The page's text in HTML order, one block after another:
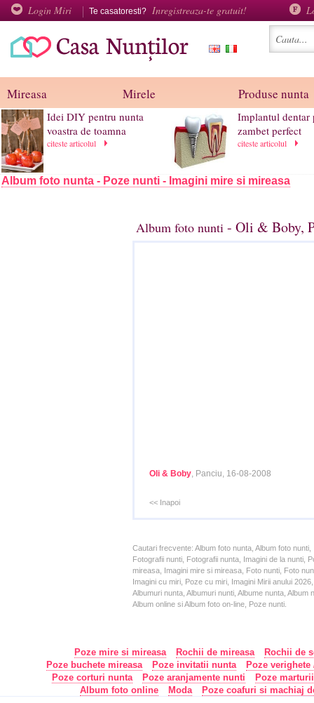
Login Miri Te casatoresti? Inregistreaza-te gratuit!
Mireasa Mirele Produse nunta
Idei DIY pentru nunta
voastra de toamna
citeste articolul
Implantul dentar
zambet perfect
citeste articolul
Album foto nunta - Poze nunti - Imagini mire si mireasa
Album foto nunti - Oli & Boby,
Oli & Boby, Panciu, 16-08-2008
<< Inapoi
Cautari frecvente: Album foto nunta, Album foto
Fotografii nunti, Fotografii nunta, Imagini de la nunti,
mireasa, Imagini mire si mireasa, Foto nunti, Foto
Imagini cu miri, Poze cu miri, Imagini Mirii anului
Albumuri nunta, Albumuri nunti, Albume nunta,
Album online si Album foto on-line, Poze nunti.
Poze mire si mireasa Rochii de mireasa
Rochii de
Poze buchete mireasa
Poze invitatii nunta
Poze
Poze corturi nunta
Poze aranjamente nunti
Poze
Album foto online
Moda Poze coafuri si machiaj